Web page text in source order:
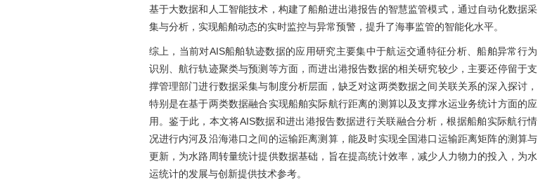
基于大数据和人工智能技术，构建了船舶进出港报告的智慧监管模式，通过自动化数据采
集与分析，实现船舶动态的实时监控与异常预警，提升了海事监管的智能化水平。
综上，当前对AIS船舶轨迹数据的应用研究主要集中于航运交通特征分析、船舶异常行为
识别、航行轨迹聚类与预测等方面，而进出港报告数据的相关研究较少，主要还停留于支
撑管理部门进行数据采集与制度分析层面，缺乏对这两类数据之间关联关系的深入探讨，
特别是在基于两类数据融合实现船舶实际航行距离的测算以及支撑水运业务统计方面的应
用。鉴于此，本文将AIS数据和进出港报告数据进行关联融合分析，根据船舶实际航行情
况进行内河及沿海港口之间的运输距离测算，能及时实现全国港口运输距离矩阵的测算与
更新，为水路周转量统计提供数据基础，旨在提高统计效率，减少人力物力的投入，为水
运统计的发展与创新提供技术参考。